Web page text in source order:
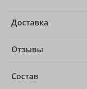
Доставка
Отзывы
Состав